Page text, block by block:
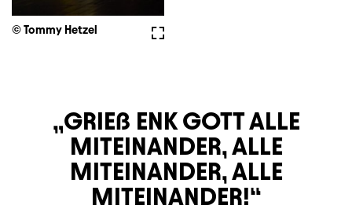
Vollbild
© Tommy Hetzel
GRIEß ENK GOTT ALLE
MITEINANDER, ALLE
MITEINANDER, ALLE
MITEINANDER!